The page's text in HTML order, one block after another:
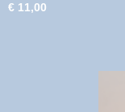
€ 11,00